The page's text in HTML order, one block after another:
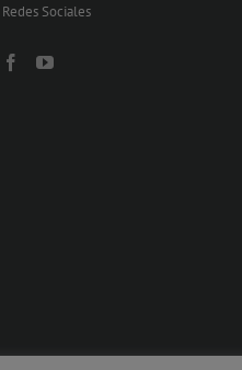
Redes Sociales